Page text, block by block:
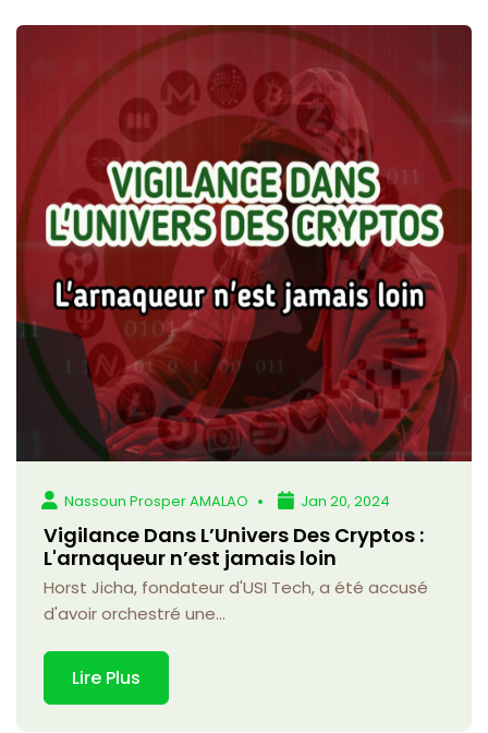
Nassoun Prosper AMALAO Jan 20, 2024
Vigilance Dans L’Univers Des Cryptos :
L'arnaqueur n’est jamais loin
Horst Jicha, fondateur d'USI Tech, a été accusé
d'avoir orchestré une...
Lire Plus